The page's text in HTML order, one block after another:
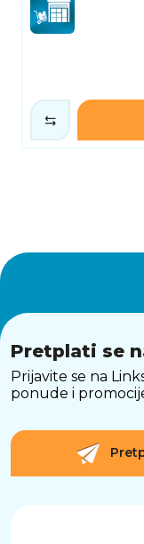
Pretplati se
Prijavite se na
ponude i